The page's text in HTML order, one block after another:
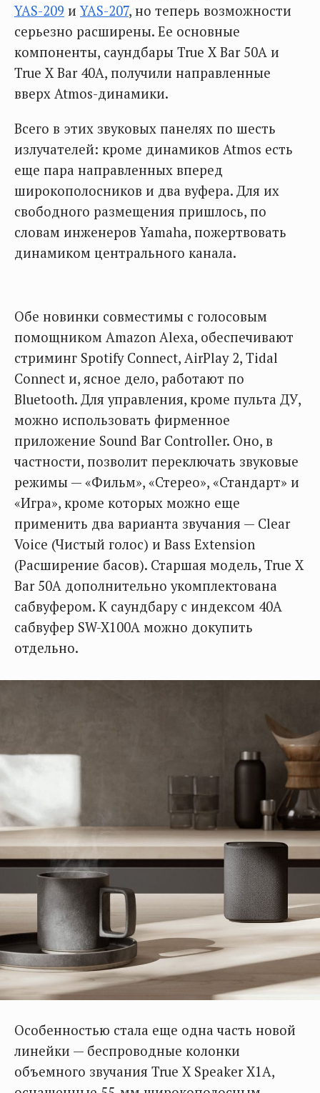
YAS-209 иYAS-207, но теперь возможности
серьезно расширены. Ее основные
компоненты, саундбары True X Bar 50A и
True X Bar 40A, получили направленные
вверх Atmos-динамики.
Всего в этих звуковых панелях по шесть
излучателей: кроме динамиков Atmos есть
еще пара направленных вперед
широкополосников и два вуфера. Для их
свободного размещения пришлось, по
словам инженеров Yamaha, пожертвовать
динамиком центрального канала.
Обе новинки совместимы с голосовым
помощником Amazon Alexa, обеспечивают
стриминг Spotify Connect, AirPlay 2, Tidal
Connect и, ясное дело, работают по
Bluetooth. Для управления, кроме пульта ДУ,
можно использовать фирменное
приложение Sound Bar Controller. Оно, в
частности, позволит переключать звуковые
режимы — «Фильм», «Стерео», «Стандарт» и
«Игра», кроме которых можно еще
применить два варианта звучания — Clear
Voice (Чистый голос) и Bass Extension
(Расширение басов). Старшая модель, True X
Bar 50A дополнительно укомплектована
сабвуфером. К саундбару с индексом 40A
сабвуфер SW-X100A можно докупить
отдельно.
Особенностью стала еще одна часть новой
линейки — беспроводные колонки
объемного звучания True X Speaker X1A,